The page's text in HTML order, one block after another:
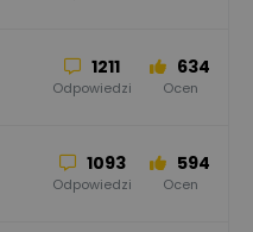
52 45
1211
Odpowiedzi
634
Ocen
1093
Odpowiedzi
594
Ocen